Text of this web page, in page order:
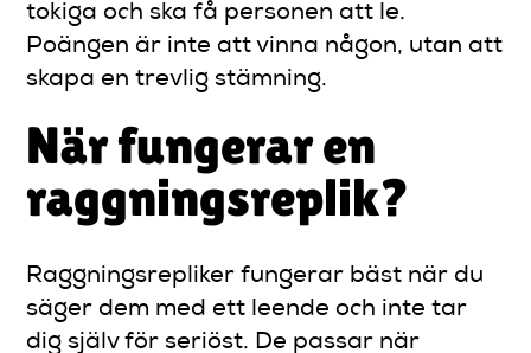
tokiga och ska få personen att le.
Poängen är inte att vinna någon, utan att
skapa en trevlig stämning.
När fungerar en
raggningsreplik?
Raggningsrepliker fungerar bäst när du
säger dem med ett leende och inte tar
dig själv för seriöst. De passar när